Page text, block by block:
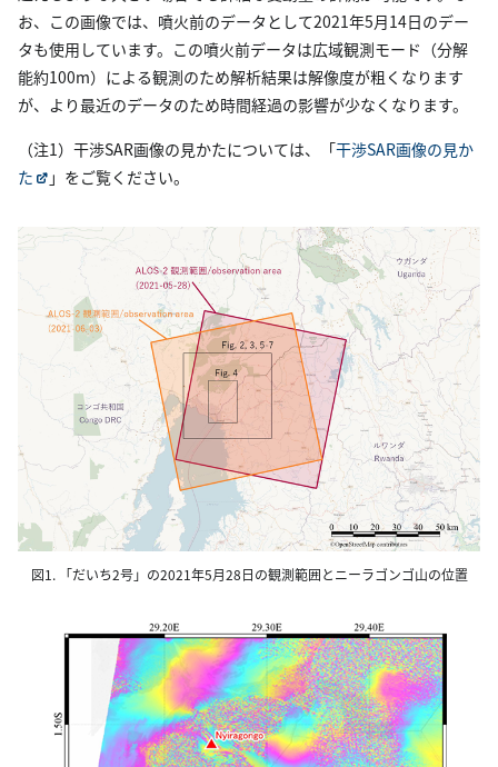
お、この画像では、噴火前のデータとして2021年5月14日のデー
タも使用しています。この噴火前データは広域観測モード（分解
能約100m）による観測のため解析結果は解像度が粗くなります
が、より最近のデータのため時間経過の影響が少なくなります。
（注1）干渉SAR画像の見かたについては、「干渉SAR画像の見か
た
」をご覧ください。
図1. 「だいち2号」の2021年5月28日の観測範囲とニーラゴンゴ山の位置